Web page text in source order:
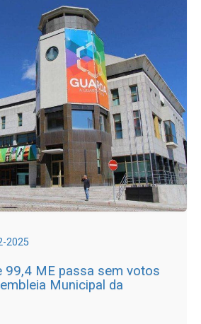
2025
99,4 ME passa sem votos
Municipal da